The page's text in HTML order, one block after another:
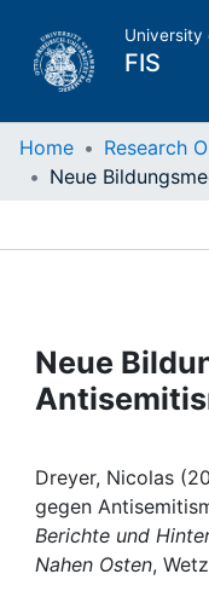
University
FIS
Home
Projects
People
Institutions
Awards
Home Research
Neue
Dreyer, Nicolas
gegen
Berichte und
Nahen Osten,